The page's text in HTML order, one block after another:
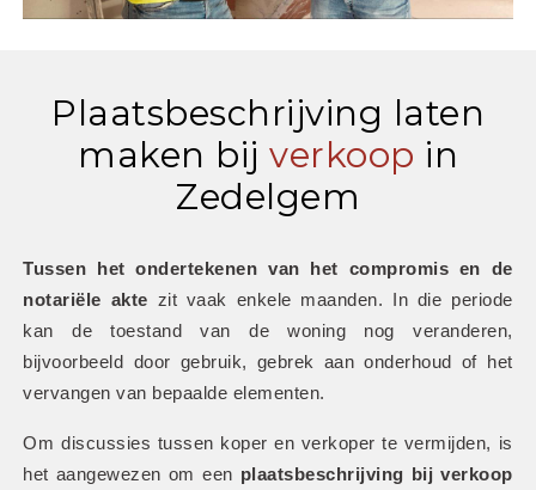
Plaatsbeschrijving laten
maken bij verkoop in
Zedelgem
Tussen het ondertekenen van het compromis en de
notariële akte zit vaak enkele maanden. In die periode
kan de toestand van de woning nog veranderen,
bijvoorbeeld door gebruik, gebrek aan onderhoud of het
vervangen van bepaalde elementen.
Om discussies tussen koper en verkoper te vermijden, is
het aangewezen om een plaatsbeschrijving bij verkoop